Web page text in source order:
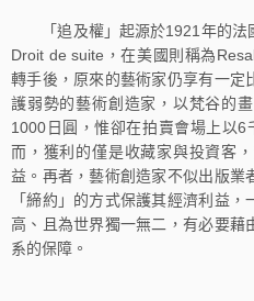
「追及權」起源於1921年的法
Droit de suite，在美國則稱為
轉手後，原來的藝術家仍享有一定
護弱勢的藝術創造家，以梵谷的
1000日圓，惟卻在拍賣會場上以
而，獲利的僅是收藏家與投資客
益。再者，藝術創造家不似出版業
「締約」的方式保護其經濟利益
高、且為世界獨一無二，有必要藉
系的保障。